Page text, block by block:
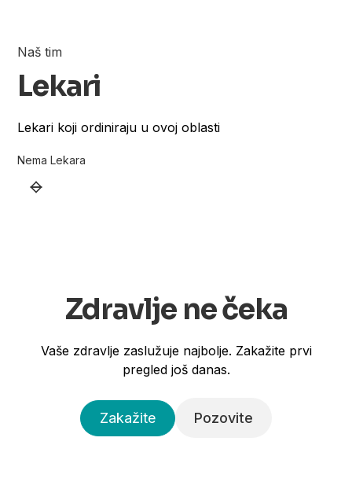
Naš tim
Lekari
Lekari koji ordiniraju u ovoj oblasti
Nema Lekara
Zdravlje ne čeka
Vaše zdravlje zaslužuje najbolje. Zakažite prvi
pregled još danas.
Zakažite Pozovite